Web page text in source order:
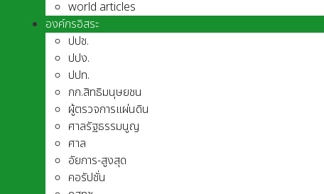
world articles
องค์กรอิสระ
ปปช.
ปปง.
ปปท.
กก.สิทธิมนุษยชน
ผู้ตรวจการแผ่นดิน
ศาลรัฐธรรมนูญ
ศาล
อัยการ-สูงสุด
คอรัปชั่น